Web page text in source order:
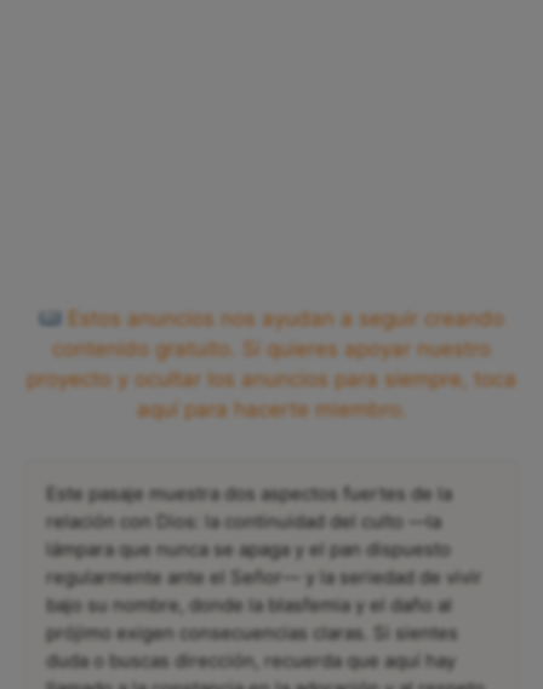
Estos anuncios nos ayudan a seguir creando
contenido gratuito. Si quieres apoyar nuestro
proyecto y ocultar los anuncios para siempre, toca
aquí para hacerte miembro.
Este pasaje muestra dos aspectos fuertes de la
relación con Dios: la continuidad del culto —la
lámpara que nunca se apaga y el pan dispuesto
regularmente ante el Señor— y la seriedad de vivir
bajo su nombre, donde la blasfemia y el daño al
prójimo exigen consecuencias claras. Si sientes
duda o buscas dirección, recuerda que aquí hay